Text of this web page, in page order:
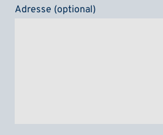
Adresse (optional)